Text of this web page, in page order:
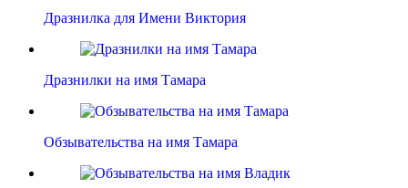
Дразнилка для Имени Виктория
Дразнилки на имя Тамара
Обзывательства на имя Тамара